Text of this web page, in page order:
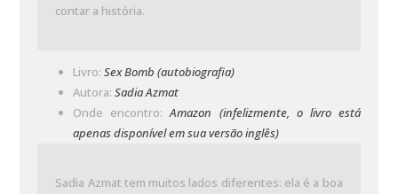
contar a história.
Livro:Sex Bomb (autobiografia)
Autora:Sadia Azmat
Onde encontro:Amazon (infelizmente, o livro está
apenas disponível em sua versão inglês)
Sadia Azmat tem muitos lados diferentes: ela é a boa